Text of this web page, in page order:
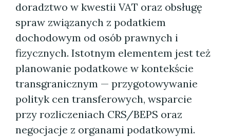
doradztwo w kwestii VAT oraz obsługę
spraw związanych z podatkiem
dochodowym od osób prawnych i
fizycznych. Istotnym elementem jest też
planowanie podatkowe w kontekście
transgranicznym — przygotowywanie
polityk cen transferowych, wsparcie
przy rozliczeniach CRS/BEPS oraz
negocjacje z organami podatkowymi.